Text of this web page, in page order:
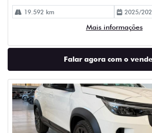
19.592 km 2025/
Mais informações
Falar agora com o